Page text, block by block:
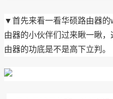
▼首先来看一看华硕路由器
由器的小伙伴们过来瞅一瞅
由器的功底是不是高下立判。